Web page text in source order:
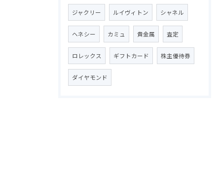
ジャクリー ルイヴィトン シャネル
ヘネシー カミュ 貴金属 査定
ロレックス ギフトカード 株主優待券
ダイヤモンド